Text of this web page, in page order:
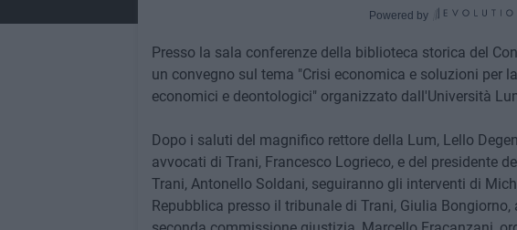
Powered by
Presso la sala conferenze della biblioteca storica del
un convegno sul tema "Crisi economica e soluzioni per
economici e deontologici" organizzato dall'Università
Dopo i saluti del magnifico rettore della Lum, Lello
avvocati di Trani, Francesco Logrieco, e del presidente
Trani, Antonello Soldani, seguiranno gli interventi di
Repubblica presso il tribunale di Trani, Giulia